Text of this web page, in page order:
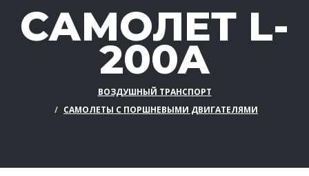
САМОЛЕТ L-
200A
ВОЗДУШНЫЙ ТРАНСПОРТ
САМОЛЕТЫ С ПОРШНЕВЫМИ ДВИГАТЕЛЯМИ